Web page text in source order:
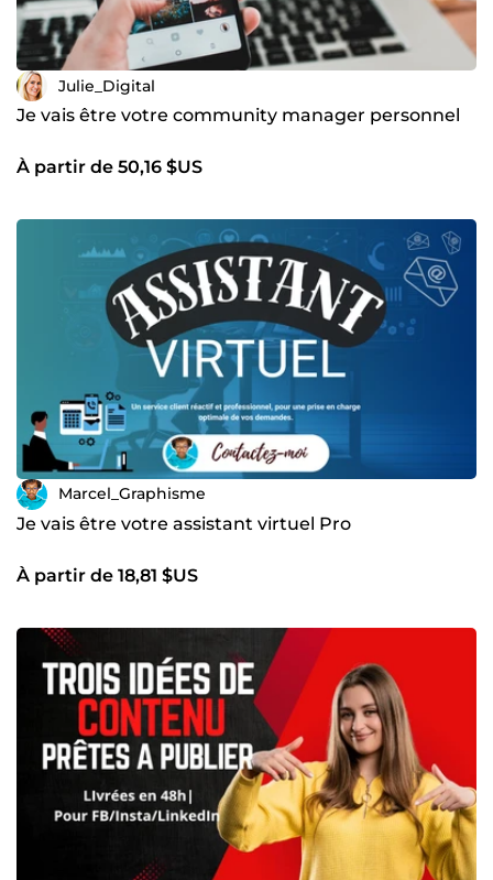
Julie_Digital
Je vais être votre community manager personnel
À partir de 50,16 $US
Marcel_Graphisme
Je vais être votre assistant virtuel Pro
À partir de 18,81 $US